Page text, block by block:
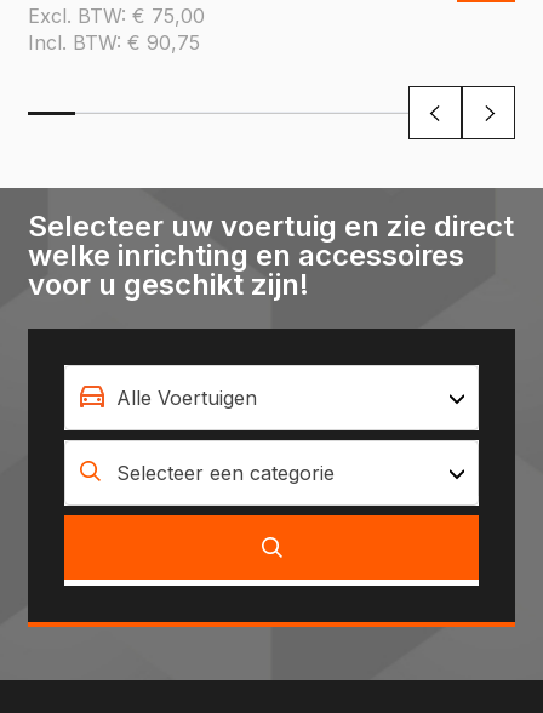
Excl. BTW: € 75,00
Incl. BTW: € 90,75
Selecteer uw voertuig en zie direct
welke inrichting en accessoires
voor u geschikt zijn!
Alle Voertuigen
Selecteer een categorie